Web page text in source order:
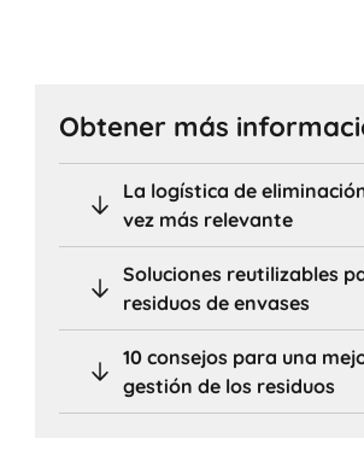
Obtener más
La logística de
vez más relevante
Soluciones reutilizables
residuos de envases
10 consejos para una
gestión de los residuos